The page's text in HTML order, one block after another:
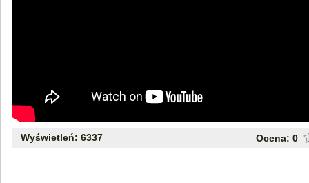
Wyświetleń: 6337 Ocena: 0